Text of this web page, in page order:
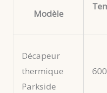
Modèle
Décapeur
thermique
Parkside